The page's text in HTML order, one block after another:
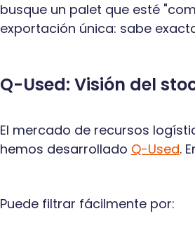
busque un palet que esté
exportación única: sabe
Q-Used: Visión del
El mercado de recursos
hemos desarrollado Q-Used.
Puede filtrar fácilmente por: